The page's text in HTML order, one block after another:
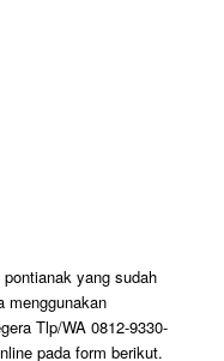
yang sudah
menggunakan
Tlp/WA 0812-9330-
pada form berikut.